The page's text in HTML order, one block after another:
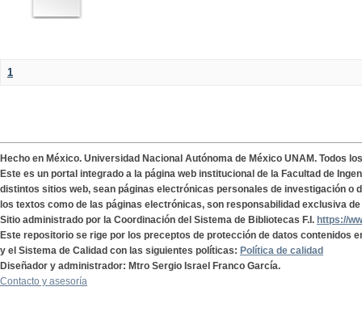
1
Hecho en México. Universidad Nacional Autónoma de México UNAM. Todos
Este es un portal integrado a la página web institucional de la Facultad de
distintos sitios web, sean páginas electrónicas personales de investigación o
los textos como de las páginas electrónicas, son responsabilidad exclusiva
Sitio administrado por la Coordinación del Sistema de Bibliotecas F.I. https://
Este repositorio se rige por los preceptos de protección de datos contenidos
y el Sistema de Calidad con las siguientes políticas: Política de calidad
Diseñador y administrador: Mtro Sergio Israel Franco García.
Contacto y asesoría